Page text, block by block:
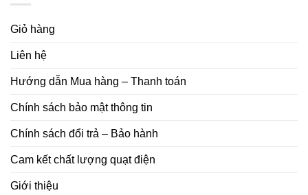
Giỏ hàng
Liên hệ
Hướng dẫn Mua hàng – Thanh toán
Chính sách bảo mật thông tin
Chính sách đổi trả – Bảo hành
Cam kết chất lượng quạt điện
Giới thiệu